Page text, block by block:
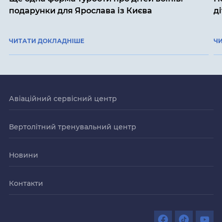
подарунки для Ярослава із Києва
ЧИТАТИ ДОКЛАДНІШЕ
Авіаційний сервісний центр
Вертолітний тренувальний центр
Новини
Контакти